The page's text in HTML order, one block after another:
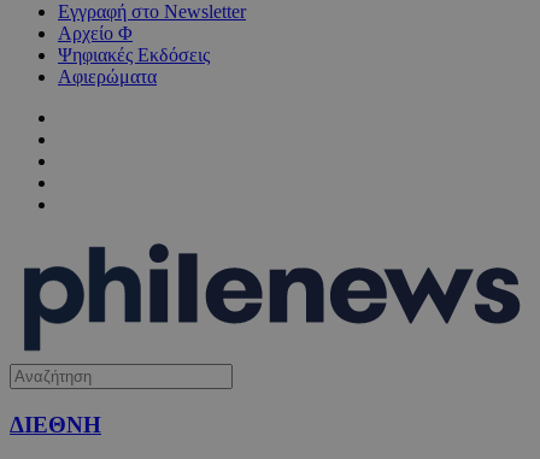
Εγγραφή στο Newsletter
Αρχείο Φ
Ψηφιακές Εκδόσεις
Αφιερώματα
ΔΙΕΘΝΗ